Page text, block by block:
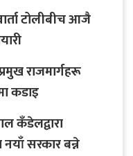
टोलीबीच आजै
राजमार्गहरू
कडाइ
कँडेलद्वारा
सरकार बन्ने